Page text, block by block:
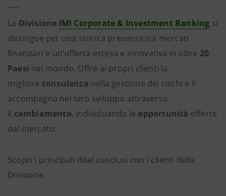
La Divisione IMI Corporate & Investment Banking si
distingue per una storica presenza sui mercati
finanziari e un’offerta estesa e innovativa in oltre 20
Paesi nel mondo. Offre ai propri clienti la
migliore consulenza nella gestione dei rischi e li
accompagna nel loro sviluppo attraverso
il cambiamento, individuando le opportunità offerte
dal mercato.
Scopri i principali deal conclusi con i clienti della
Divisione.